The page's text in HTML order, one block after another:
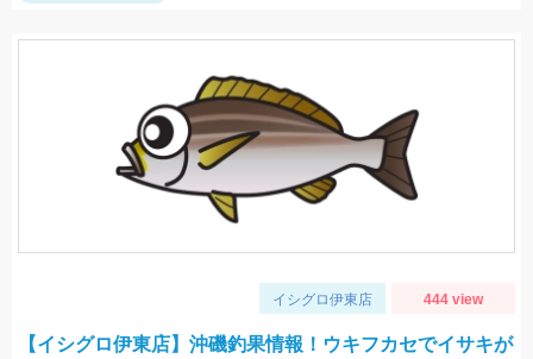
イシグロ伊東店 444 view
【イシグロ伊東店】沖磯釣果情報！ウキフカセでイサキが